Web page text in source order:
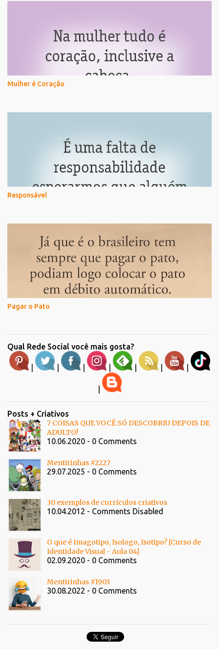
Mulher é Coração
Responsável
Pagar o Pato
Qual Rede Social você mais gosta?
| | | | | | |
Posts + Criativos
7 COISAS QUE VOCÊ SÓ DESCOBRIU DEPOIS DE
ADULTO!
10.06.2020 - 0 Comments
Mentirinhas #2227
29.07.2025 - 0 Comments
30 exemplos de currículos criativos
10.04.2012 - Comments Disabled
O que é Imagotipo, Isologo, Isotipo? [Curso de
Identidade Visual - Aula 04]
02.09.2020 - 0 Comments
Mentirinhas #1903
30.08.2022 - 0 Comments